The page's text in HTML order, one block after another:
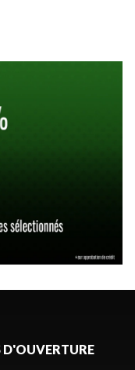
D'OUVERTURE